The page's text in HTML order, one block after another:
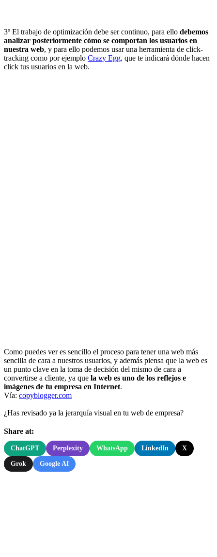
3º El trabajo de optimización debe ser continuo, para ello debemos
analizar posteriormente cómo se comportan los usuarios en
nuestra web, y para ello podemos usar una herramienta de click-
tracking como por ejemplo Crazy Egg, que te indicará dónde hacen
click tus usuarios en la web.
Como puedes ver es sencillo el proceso para tener una web más
sencilla de cara a nuestros usuarios, y además piensa que la web es
un punto clave en la toma de decisión del mismo de cara a
convertirse a cliente, ya que la web es uno de los reflejos e
imágenes de tu empresa en Internet.
Vía: copyblogger.com
¿Has revisado ya la jerarquía visual en tu web de empresa?
Share at:
ChatGPT Perplexity WhatsApp LinkedIn X
Grok Google AI